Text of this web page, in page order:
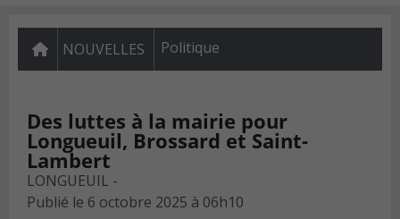
NOUVELLES Politique
Des luttes à la mairie pour
Longueuil, Brossard et Saint-
Lambert
LONGUEUIL -
Publié le 6 octobre 2025 à 06h10